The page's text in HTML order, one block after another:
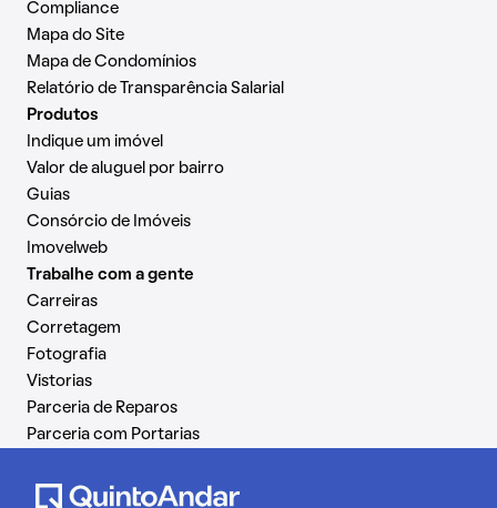
Compliance
Mapa do Site
Mapa de Condomínios
Relatório de Transparência Salarial
Produtos
Indique um imóvel
Valor de aluguel por bairro
Guias
Consórcio de Imóveis
Imovelweb
Trabalhe com a gente
Carreiras
Corretagem
Fotografia
Vistorias
Parceria de Reparos
Parceria com Portarias